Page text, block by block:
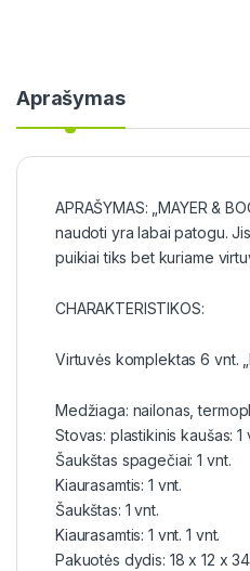
Aprašymas
APRAŠYMAS: „MAYER &
naudoti yra labai patogu.
puikiai tiks bet kuriame
CHARAKTERISTIKOS:
Virtuvės komplektas 6 vnt.
Medžiaga: nailonas,
Stovas: plastikinis kaušas: 1
Šaukštas spagečiai: 1 vnt.
Kiaurasamtis: 1 vnt.
Šaukštas: 1 vnt.
Kiaurasamtis: 1 vnt. 1 vnt.
Pakuotės dydis: 18 x 12 x